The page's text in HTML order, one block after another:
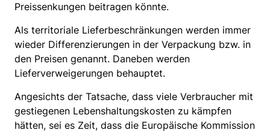
Preissenkungen beitragen könnte.
Als territoriale Lieferbeschränkungen werden immer
wieder Differenzierungen in der Verpackung bzw. in
den Preisen genannt. Daneben werden
Lieferverweigerungen behauptet.
Angesichts der Tatsache, dass viele Verbraucher mit
gestiegenen Lebenshaltungskosten zu kämpfen
hätten, sei es Zeit, dass die Europäische Kommission